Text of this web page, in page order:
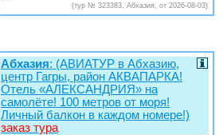
(тур № 323383, Абхазия, от 2026-08-03)
Абхазия: (АВИАТУР в Абхазию,
центр Гагры, район АКВАПАРКА!
Отель «АЛЕКСАНДРИЯ» на
самолёте! 100 метров от моря!
Личный балкон в каждом номере!)
заказ тура